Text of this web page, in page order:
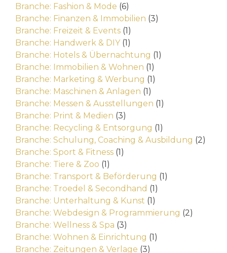
Branche: Fashion & Mode (6)
Branche: Finanzen & Immobilien (3)
Branche: Freizeit & Events (1)
Branche: Handwerk & DIY(1)
Branche: Hotels & Übernachtung (1)
Branche: Immobilien & Wohnen (1)
Branche: Marketing & Werbung (1)
Branche: Maschinen & Anlagen (1)
Branche: Messen & Ausstellungen (1)
Branche: Print & Medien (3)
Branche: Recycling & Entsorgung (1)
Branche: Schulung, Coaching & Ausbildung (2)
Branche: Sport & Fitness (1)
Branche: Tiere & Zoo (1)
Branche: Transport & Beförderung (1)
Branche: Troedel & Secondhand (1)
Branche: Unterhaltung & Kunst (1)
Branche: Webdesign & Programmierung (2)
Branche: Wellness & Spa (3)
Branche: Wohnen & Einrichtung (1)
Branche: Zeitungen & Verlage (3)